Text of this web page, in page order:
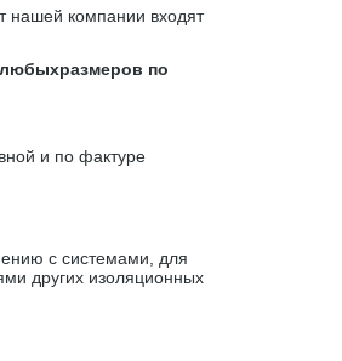
нашей компании входят
любыхразмеров по
и по фактуре
с системами, для
других изоляционных